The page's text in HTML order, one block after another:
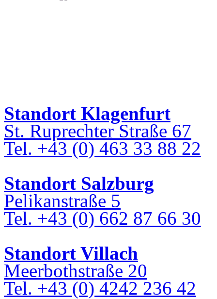
Standort Klagenfurt
St. Ruprechter Straße 67
Tel. +43 (0) 463 33 88 22
Standort Salzburg
Pelikanstraße 5
Tel. +43 (0) 662 87 66 30
Standort Villach
Meerbothstraße 20
Tel. +43 (0) 4242 236 42